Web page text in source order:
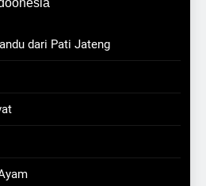
dari Pati Jateng